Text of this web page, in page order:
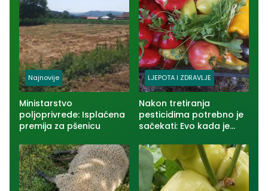
Najnovije
Ministarstvo
poljoprivrede: Isplaćena
premija za pšenicu
LJEPOTA I ZDRAVLJE
Nakon tretiranja
pesticidima potrebno je
sačekati: Evo kada je
za jelo